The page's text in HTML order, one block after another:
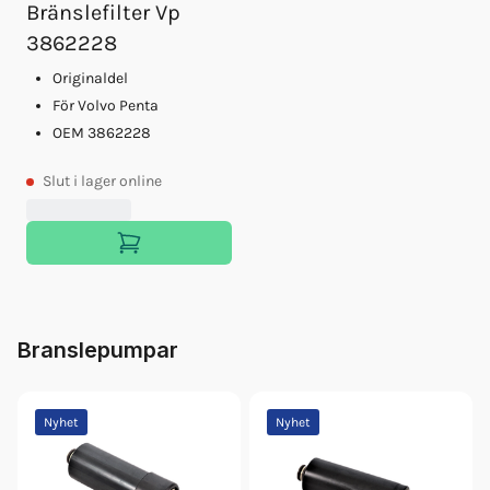
Bränslefilter Vp
3862228
Originaldel
För Volvo Penta
OEM 3862228
Slut i lager online
Branslepumpar
Nyhet Nyhet